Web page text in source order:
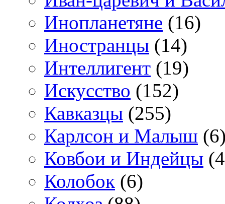
Инопланетяне (16)
Иностранцы (14)
Интеллигент (19)
Искусство (152)
Кавказцы (255)
Карлсон и Малыш
Ковбои и Индейцы
Колобок (6)